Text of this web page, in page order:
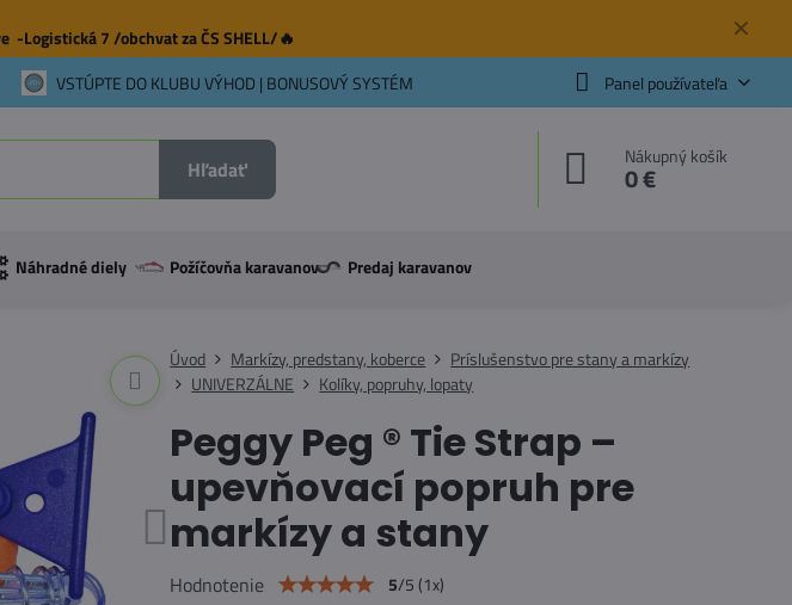
✕
-Logistická 7 /obchvat za ČS SHELL/🔥
VSTÚPTE DO KLUBU VÝHOD | BONUSOVÝ SYSTÉM Panel používateľa
Hľadať Nákupný košík
0 €
Náhradné diely Požíčovňa karavanov Predaj karavanov
Úvod Markízy, predstany, koberce
Príslušenstvo pre stany a markízy
UNIVERZÁLNE
Kolíky, popruhy, lopaty
Peggy Peg ® Tie Strap –
upevňovací popruh pre
markízy a stany
Hodnotenie 5/5(1x)